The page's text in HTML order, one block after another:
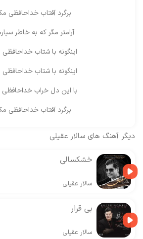
برگرد آفتاب خداحافظی
آرامتر مگر که به خاطر
اینگونه با شتاب
اینگونه با شتاب
با این دل خراب
برگرد آفتاب خداحافظی
دیگر آهنگ های سالار عقیلی
خشکسالی
سالار عقیلی
بی قرار
سالار عقیلی